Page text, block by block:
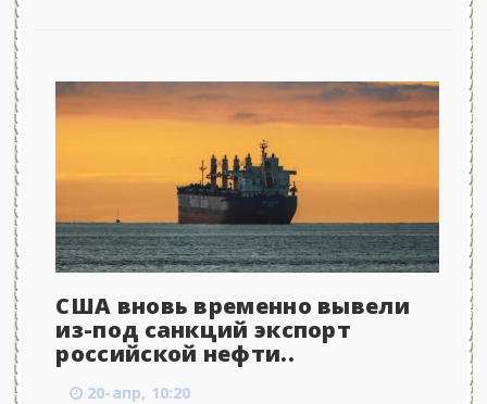
США вновь временно вывели
из-под санкций экспорт
российской нефти..
20-апр, 10:20